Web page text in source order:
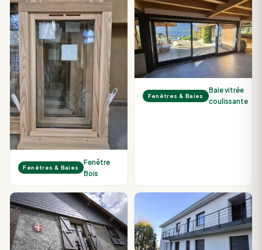
Fenêtres & Baies
Fenêtre
Bois
Fenêtres & Baies
Baie vitrée
coulissante